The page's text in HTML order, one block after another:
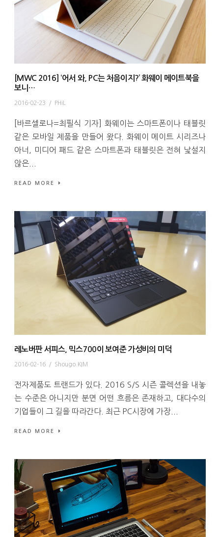
[MWC 2016] ‘어서 와, PC는 처음이지?’ 화웨이 메이트북을
보니…
2016-02-23 / PHiL
[바르셀로나=최필식 기자] 화웨이는 스마트폰이나 태블릿
같은 모바일 제품을 만들어 왔다. 화웨이 메이트 시리즈나
아너, 미디어 패드 같은 스마트폰과 태블릿은 전혀 낯설지
않은...
READ MORE
레노버판 서피스, 믹스700이 보여준 가성비의 미덕
2016-02-16 / Shougo.KIM
전자제품도 트랜드가 있다. 2016 S/S 시즌 콜렉션을 내놓
는 수준은 아니지만 분면 어떤 흐름은 존재하고, 대다수의
기업들이 그 길을 따라간다. 최근 PC시장에 가장...
READ MORE